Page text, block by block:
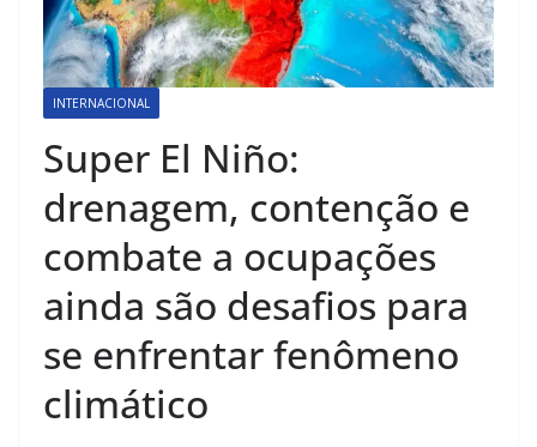
INTERNACIONAL
Super El Niño:
drenagem, contenção e
combate a ocupações
ainda são desafios para
se enfrentar fenômeno
climático